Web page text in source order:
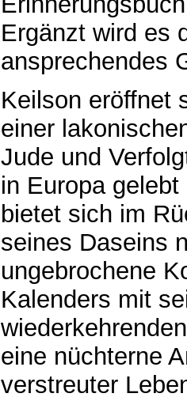
Ergänzt wird es
ansprechendes
Keilson eröffnet
einer
Jude und
in Europa
bietet sich im
seines Daseins
ungebrochene
Kalenders mit
eine nüchterne
verstreuter